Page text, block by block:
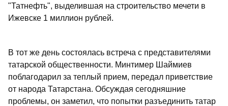
"Татнефть", выделившая на строительство мечети в
Ижевске 1 миллион рублей.
В тот же день состоялась встреча с представителями
татарской общественности. Минтимер Шаймиев
поблагодарил за теплый прием, передал приветствие
от народа Татарстана. Обсуждая сегодняшние
проблемы, он заметил, что попытки разъединить татар